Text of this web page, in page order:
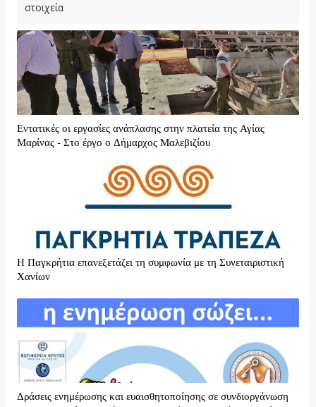
στοιχεία
Εντατικές οι εργασίες ανάπλασης στην πλατεία της Αγίας
Μαρίνας - Στο έργο ο Δήμαρχος Μαλεβιζίου
H Παγκρήτια επανεξετάζει τη συμφωνία με τη Συνεταιριστική
Χανίων
Δράσεις ενημέρωσης και ευαισθητοποίησης σε συνδιοργάνωση